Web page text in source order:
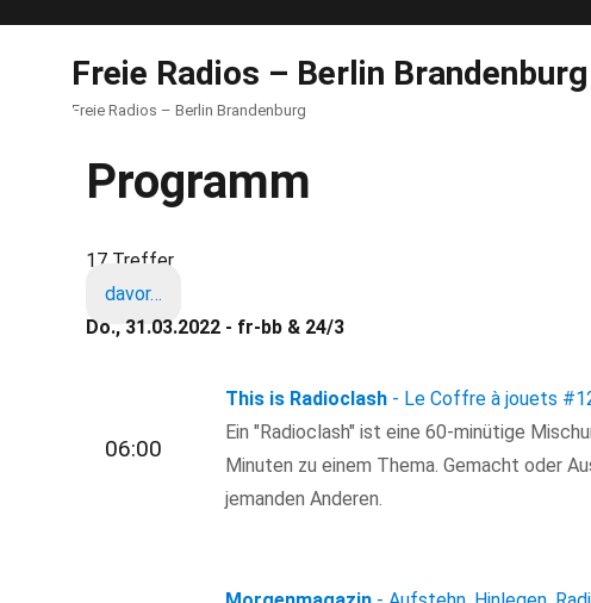
Freie Radios – Berlin Brandenburg
Freie Radios – Berlin Brandenburg
Programm
17 Treffer
davor…
Do., 31.03.2022 - fr-bb & 24/3
06:00
This is Radioclash - Le Coffre à jouets
Ein "Radioclash" ist eine 60-minütige
Minuten zu einem Thema. Gemacht oder
jemanden Anderen.